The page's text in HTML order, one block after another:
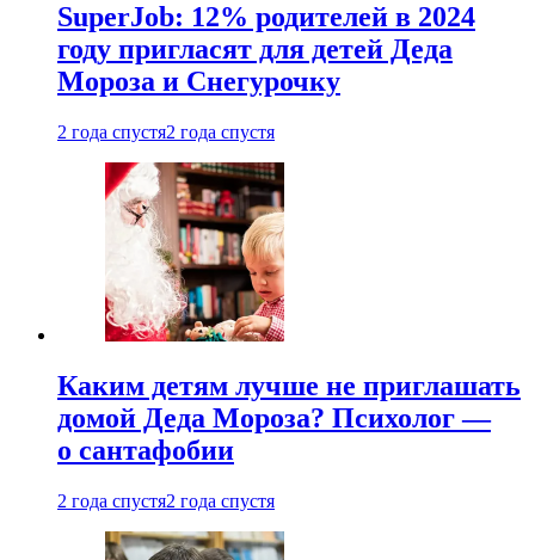
SuperJob: 12% родителей в 2024
году пригласят для детей Деда
Мороза и Снегурочку
2 года спустя2 года спустя
Каким детям лучше не приглашать
домой Деда Мороза? Психолог —
о сантафобии
2 года спустя2 года спустя